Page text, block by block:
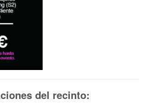
del recinto: